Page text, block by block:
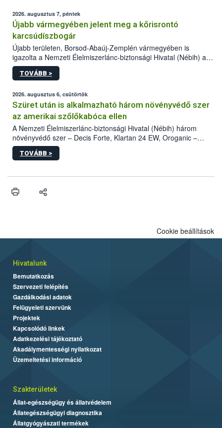
2026. augusztus 7, péntek
Újabb vármegyében jelent meg a kőrisrontó
karcsúdíszbogár
Újabb területen, Borsod-Abaúj-Zemplén vármegyében is
igazolta a Nemzeti Élelmiszerlánc-biztonsági Hivatal (Nébih) a
kőrisrontó karcsúdíszbogár (Agrilus planipennis) jelenlétét. A
kártevőt nem csak színcsapdában találták meg, de már fertőzött
az intenzív felderítést, emellett az intézkedéseket a szlovák
hatósággal is összehangolják a terjedés megállítása érdekében.
TOVÁBB >
2026. augusztus 6, csütörtök
Szüret után is alkalmazható három növényvédő szer
az amerikai szőlőkabóca ellen
A Nemzeti Élelmiszerlánc-biztonsági Hivatal (Nébih) három
növényvédő szer – Decis Forte, Klartan 24 EW, Oroganic –
engedélyokiratát módosította, így azok a szüretet követően,
egészen a vesszőérettség (BBCH 91) stádiumáig
érésű szőlőkben is legyen lehetőség a károsító elleni további
felhasználók számára is elérhető és ökológiai termesztésben is
TOVÁBB >
Cookie beállítások
Hivatalunk
Bemutatkozás
Szervezeti felépítés
Gazdálkodási adatok
Felügyeleti szervünk
Projektek
Kapcsolódó linkek
Adatkezelési tájékoztató
Akadálymentességi nyilatkozat
Üzemeltetési információ
Szakterületek
Állat-egészségügy és állatvédelem
Állategészségügyi diagnosztika
Állatgyógyászati termékek